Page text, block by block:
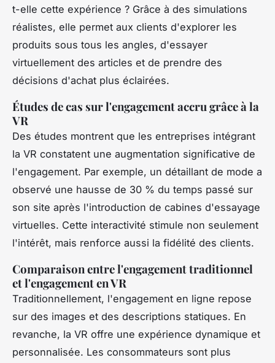
t-elle cette expérience ? Grâce à des simulations
réalistes, elle permet aux clients d'explorer les
produits sous tous les angles, d'essayer
virtuellement des articles et de prendre des
décisions d'achat plus éclairées.
Études de cas sur l'engagement accru grâce à la
VR
Des études montrent que les entreprises intégrant
la VR constatent une augmentation significative de
l'engagement. Par exemple, un détaillant de mode a
observé une hausse de 30 % du temps passé sur
son site après l'introduction de cabines d'essayage
virtuelles. Cette interactivité stimule non seulement
l'intérêt, mais renforce aussi la fidélité des clients.
Comparaison entre l'engagement traditionnel
et l'engagement en VR
Traditionnellement, l'engagement en ligne repose
sur des images et des descriptions statiques. En
revanche, la VR offre une expérience dynamique et
personnalisée. Les consommateurs sont plus